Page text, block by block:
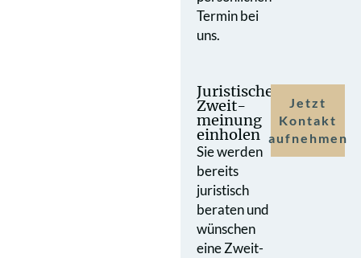
Termin bei
uns.
Juristische
Zweit­
meinung
einholen
Sie werden
bereits
juristisch
beraten und
wünschen
eine Zweit­
Jetzt
Kontakt
aufnehmen